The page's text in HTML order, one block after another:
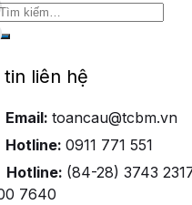
liên hệ
Email: toancau@tcbm.vn
Hotline: 0911 771 551
Hotline: (84-28) 3743
7640